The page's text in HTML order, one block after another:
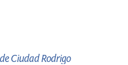
Ciudad Rodrigo